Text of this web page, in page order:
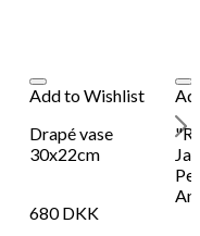
Add to Wishlist
Drapé vase
30x22cm
680DKK